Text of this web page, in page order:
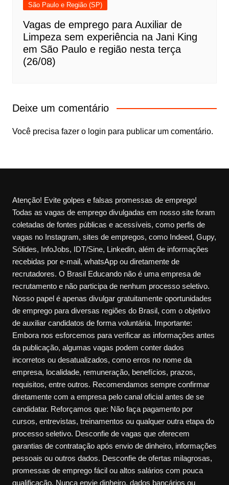
São Paulo e Região (SP)
Vagas de emprego para Auxiliar de
Limpeza sem experiência na Jani King
em São Paulo e região nesta terça
(26/08)
Deixe um comentário
Você precisa fazer o login para publicar um comentário.
Atenção! Evite golpes e falsas promessas de emprego!
Todas as vagas de emprego divulgadas em nosso site foram
coletadas de fontes públicas e acessíveis, como perfis de
vagas no Instagram, sites de empregos, como Indeed, Gupy,
Sólides, InfoJobs, IDT/Sine, Linkedin, além de informações
recebidas por e-mail, whatsApp ou diretamente de
recrutadores. O Brasil Educando não é uma empresa de
recrutamento e não participa de nenhum processo seletivo.
Nosso papel é apenas divulgar gratuitamente oportunidades
de emprego para diversas regiões do Brasil, com o objetivo
de auxiliar candidatos de forma voluntária. Importante:
Embora nos esforcemos para verificar as informações antes
da publicação, algumas vagas podem conter dados
incorretos ou desatualizados, como erros no nome da
empresa, localidade, remuneração, benefícios, prazos,
requisitos, entre outros. Recomendamos sempre confirmar
diretamente com a empresa pelo canal oficial antes de se
candidatar. Reforçamos que: Não faça pagamento por
cursos, entrevistas, treinamentos ou qualquer outra etapa do
processo seletivo. Desconfie de vagas que oferecem
garantias de contratação após envio de dinheiro, informações
pessoais ou outros dados. Desconfie de ofertas milagrosas,
promessas de emprego fácil ou altos salários com pouca
qualificação. Nunca envie dinheiro, dados bancários ou